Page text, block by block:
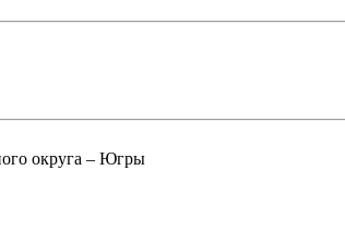
округа – Югры